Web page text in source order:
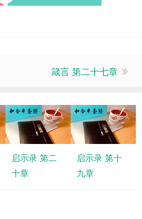
箴言 第二十七章
启示录 第二
十章
启示录 第十
九章